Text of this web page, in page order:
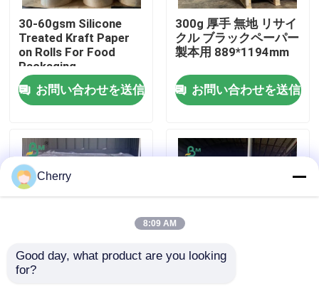
会社案内
品質管理
お問い合わせ
ニュース
すべての場合
CADの作図装置ペーパー
炭素のないNCR紙
30-60gsm Silicone
Treated Kraft Paper
on Rolls For Food
Packaging
お問い合わせを送信
300g 厚手 無地 リサイ
クル ブラックペーパー
製本用 889*1194mm
お問い合わせを送信
屋外広告用 環境に優し
Cherry
8:09 AM
Good day, what product are you looking
for?